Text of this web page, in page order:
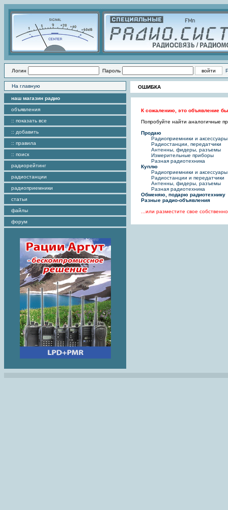
Логин Пароль
На главную
наш магазин радио
объявления
:: показать все
:: добавить
:: правила
:: поиск
радиорейтинг
радиостанции
радиоприемники
статьи
файлы
форум
ОШИБКА
К сожалению, это объявление
Попробуйте найти аналогичные
Продаю
Радиоприемники и аксессуары
Радиостанции, передатчики
Антенны, фидеры, разъемы
Измерительные приборы
Разная радиотехника
Куплю
Радиоприемники и аксессуары
Радиостанции и передатчики
Антенны, фидеры, разъемы
Разная радиотехника
Обменяю, подарю радиотехнику
Разные радио-объявления
...или разместите свое